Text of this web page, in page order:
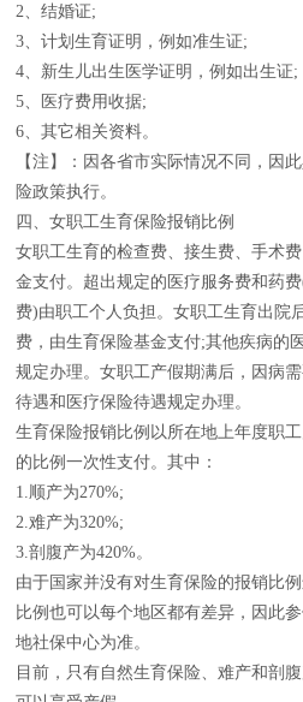
2、结婚证;
3、计划生育证明，例如准生证;
4、新生儿出生医学证明，例如出生证;
5、医疗费用收据;
6、其它相关资料。
【注】：因各省市实际情况不同，因
险政策执行。
四、女职工生育保险报销比例
女职工生育的检查费、接生费、手术
金支付。超出规定的医疗服务费和药
费)由职工个人负担。女职工生育出院
费，由生育保险基金支付;其他疾病的
规定办理。女职工产假期满后，因病
待遇和医疗保险待遇规定办理。
生育保险报销比例以所在地上年度职
的比例一次性支付。其中：
1.顺产为270%;
2.难产为320%;
3.剖腹产为420%。
由于国家并没有对生育保险的报销比
比例也可以每个地区都有差异，因此
地社保中心为准。
目前，只有自然生育保险、难产和剖